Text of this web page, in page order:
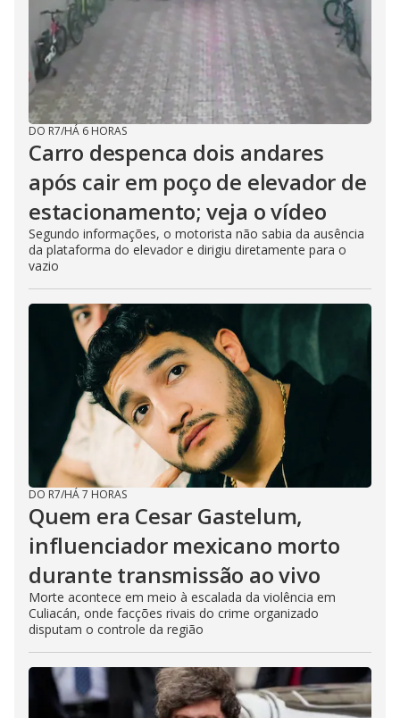
DO R7/HÁ 6 HORAS
Carro despenca dois andares
após cair em poço de elevador de
estacionamento; veja o vídeo
Segundo informações, o motorista não sabia da ausência
da plataforma do elevador e dirigiu diretamente para o
vazio
DO R7/HÁ 7 HORAS
Quem era Cesar Gastelum,
influenciador mexicano morto
durante transmissão ao vivo
Morte acontece em meio à escalada da violência em
Culiacán, onde facções rivais do crime organizado
disputam o controle da região